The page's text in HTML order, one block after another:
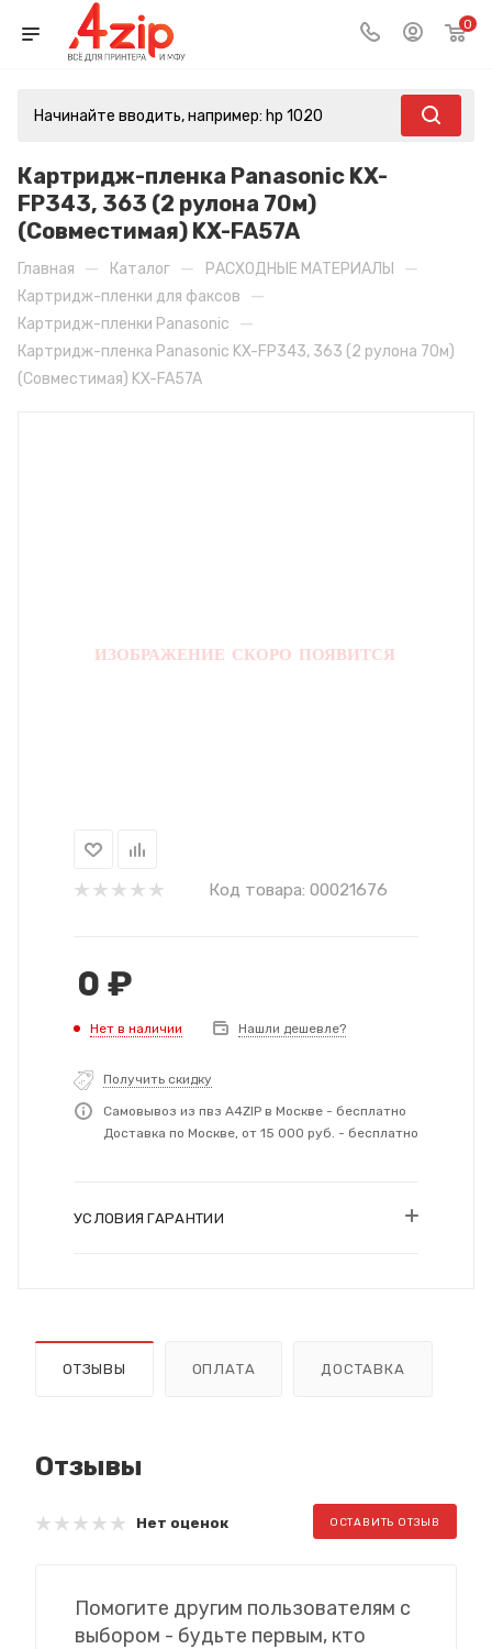
0
Картридж-пленка Panasonic KX-
FP343, 363 (2 рулона 70м)
(Совместимая) KX-FA57A
Главная — Каталог — РАСХОДНЫЕ МАТЕРИАЛЫ —
Картридж-пленки для факсов —
Картридж-пленки Panasonic —
Картридж-пленка Panasonic KX-FP343, 363 (2 рулона 70м)
(Совместимая) KX-FA57A
Код товара: 00021676
0 ₽
Нет в наличии Нашли дешевле?
Получить скидку
Самовывоз из пвз A4ZIP в Москве - бесплатно
Доставка по Москве, от 15 000 руб. - бесплатно
УСЛОВИЯ ГАРАНТИИ
ОТЗЫВЫ ОПЛАТА ДОСТАВКА
Отзывы
Нет оценок ОСТАВИТЬ ОТЗЫВ
Помогите другим пользователям с
выбором - будьте первым, кто